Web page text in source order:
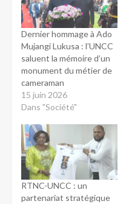
Dernier hommage à Ado
Mujangi Lukusa : l’UNCC
saluent la mémoire d’un
monument du métier de
cameraman
15 juin 2026
Dans "Société"
RTNC-UNCC : un
partenariat stratégique